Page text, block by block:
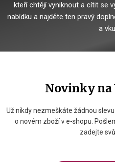
kteří chtějí vyniknout a cítit se
nabídku a najděte ten pravý
a
Novinky na
Už nikdy nezmeškáte žádnou
o novém zboží v e-shopu.
zadejte